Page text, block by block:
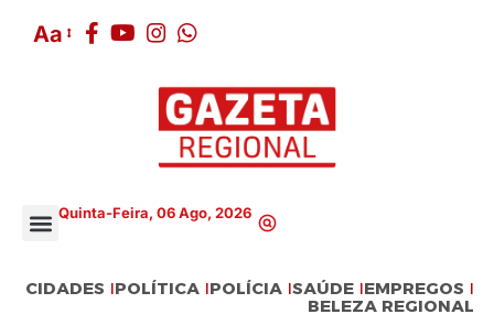
Aa
Quinta-Feira, 06 Ago, 2026
CIDADES POLÍTICA POLÍCIA SAÚDE EMPREGOS
BELEZA REGIONAL